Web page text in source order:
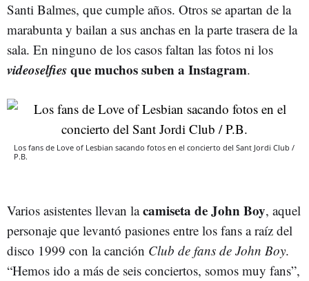
Santi Balmes, que cumple años. Otros se apartan de la
marabunta y bailan a sus anchas en la parte trasera de la
sala. En ninguno de los casos faltan las fotos ni los
videoselfiesque muchos suben a Instagram.
Los fans de Love of Lesbian sacando fotos en el concierto del Sant Jordi Club /
P.B.
Varios asistentes llevan lacamiseta de John Boy, aquel
personaje que levantó pasiones entre los fans a raíz del
disco 1999 con la canción Club de fans de John Boy.
“Hemos ido a más de seis conciertos, somos muy fans”,